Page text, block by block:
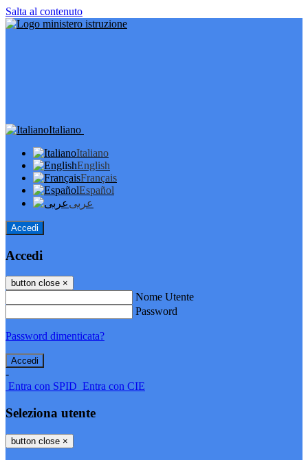
Salta al contenuto
Italiano
Italiano
English
Français
Español
عربى
Accedi
Accedi
button close ×
Nome Utente
Password
Password dimenticata?
-
Entra con SPID Entra con CIE
Seleziona utente
button close ×